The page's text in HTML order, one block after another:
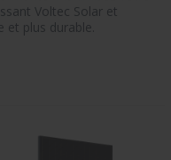
Voltec Solar et
et plus durable.